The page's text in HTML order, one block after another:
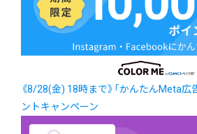
《8/28(金) 18時まで》「かんたんMeta広
ントキャンペーン